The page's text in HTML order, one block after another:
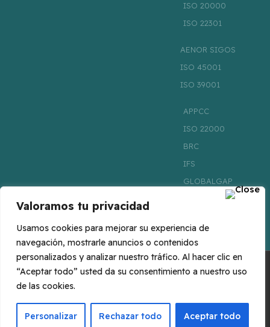
Valoramos tu privacidad
Usamos cookies para mejorar su experiencia de
navegación, mostrarle anuncios o contenidos
personalizados y analizar nuestro tráfico. Al hacer clic en
“Aceptar todo” usted da su consentimiento a nuestro uso
de las cookies.
Personalizar Rechazar todo Aceptar todo
ISO 20000
ISO 22301
AENOR SIGOS
ISO 45001
ISO 39001
APPCC
ISO 22000
BRC
IFS
GLOBALGAP
T
w